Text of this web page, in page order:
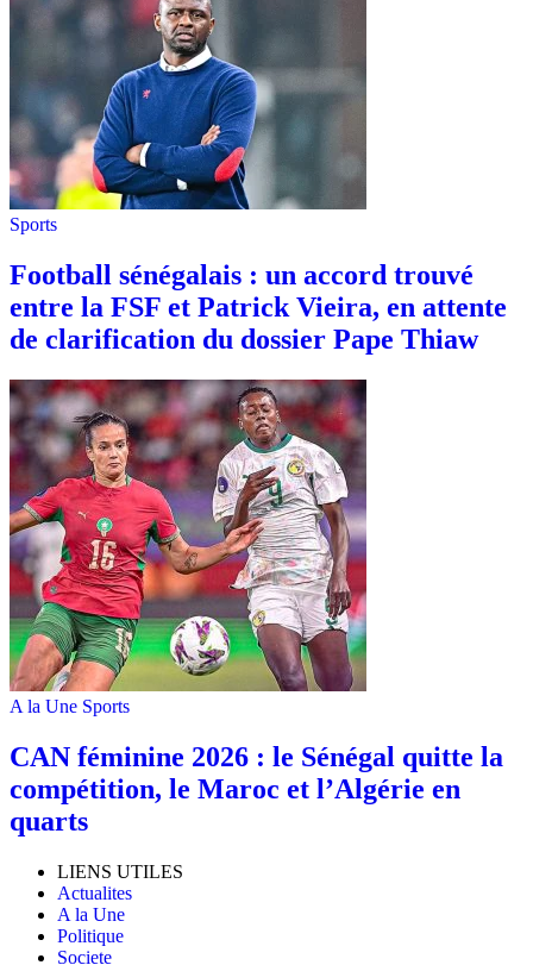
Sports
Football sénégalais : un accord trouvé
entre la FSF et Patrick Vieira, en attente
de clarification du dossier Pape Thiaw
A la Une Sports
‎CAN féminine 2026 : le Sénégal quitte la
compétition, le Maroc et l’Algérie en
quarts
LIENS UTILES
Actualites
A la Une
Politique
Societe